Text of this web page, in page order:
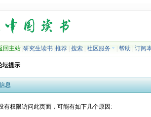
回主站| 研究生读书| 推荐| 搜索| 社区服务 帮助 订阅
坛提示
息
有权限访问此页面，可能有如下几个原因: